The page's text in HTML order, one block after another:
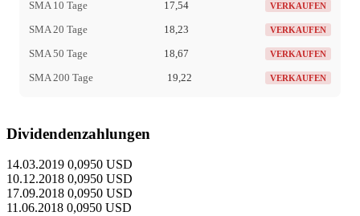
SMA 10 Tage 17,54 VERKAUFEN
SMA 20 Tage 18,23 VERKAUFEN
SMA 50 Tage 18,67 VERKAUFEN
SMA 200 Tage 19,22 VERKAUFEN
Dividendenzahlungen
14.03.2019 0,0950 USD
10.12.2018 0,0950 USD
17.09.2018 0,0950 USD
11.06.2018 0,0950 USD